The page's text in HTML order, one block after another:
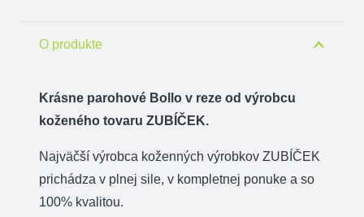
trubkou
O produkte
Krásne parohové Bollo v reze od výrobcu
koženého tovaru ZUBÍČEK.
Najväčší výrobca koženných výrobkov ZUBÍČEK
prichádza v plnej sile, v kompletnej ponuke a so
100% kvalitou.